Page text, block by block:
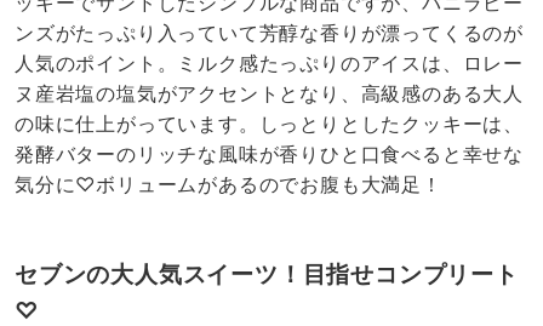
ンズがたっぷり入っていて芳醇な香りが漂ってくるのが
人気のポイント。ミルク感たっぷりのアイスは、ロレー
ヌ産岩塩の塩気がアクセントとなり、高級感のある大人
の味に仕上がっています。しっとりとしたクッキーは、
発酵バターのリッチな風味が香りひと口食べると幸せな
気分に♡ボリュームがあるのでお腹も大満足！
セブンの大人気スイーツ！目指せコンプリート
♡